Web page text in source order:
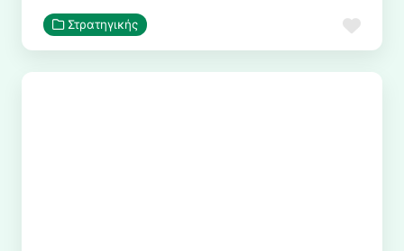
Στρατηγικής